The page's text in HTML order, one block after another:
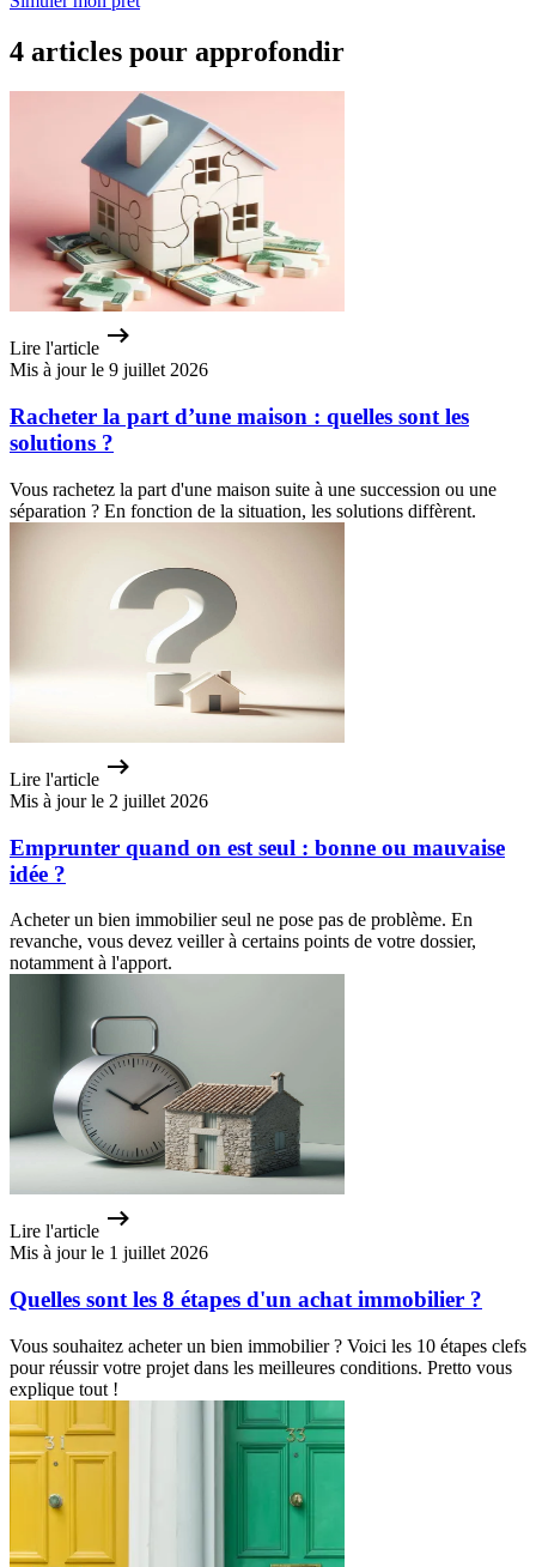
4 articles pour approfondir
Lire l'article
Mis à jour le 9 juillet 2026
Racheter la part d’une maison : quelles sont les
solutions ?
Vous rachetez la part d'une maison suite à une succession ou une
séparation ? En fonction de la situation, les solutions diffèrent.
Lire l'article
Mis à jour le 2 juillet 2026
Emprunter quand on est seul : bonne ou mauvaise
idée ?
Acheter un bien immobilier seul ne pose pas de problème. En
revanche, vous devez veiller à certains points de votre dossier,
notamment à l'apport.
Lire l'article
Mis à jour le 1 juillet 2026
Quelles sont les 8 étapes d'un achat immobilier ?
Vous souhaitez acheter un bien immobilier ? Voici les 10 étapes clefs
pour réussir votre projet dans les meilleures conditions. Pretto vous
explique tout !